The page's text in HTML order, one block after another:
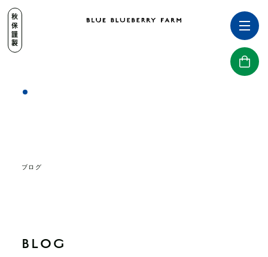
秋保謹製
ブログ
BLOG